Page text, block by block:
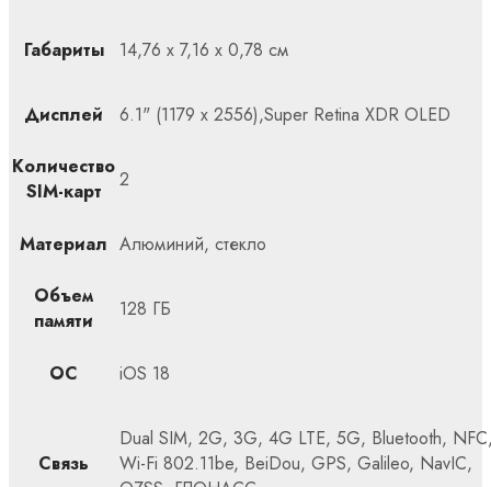
Габариты 14,76 x 7,16 x 0,78 см
Дисплей 6.1" (1179 x 2556),Super Retina XDR OLED
Количество
SIM-карт
2
Материал Алюминий, стекло
Объем
памяти
128 ГБ
ОС iOS 18
Связь
Dual SIM, 2G, 3G, 4G LTE, 5G, Bluetooth,
Wi-Fi 802.11be, BeiDou, GPS, Galileo, NavIC,